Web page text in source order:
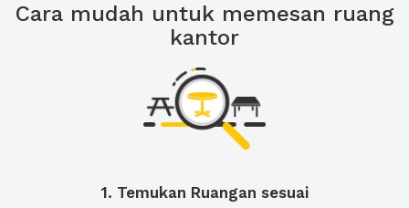
Cara mudah untuk memesan ruang
kantor
1. Temukan Ruangan sesuai